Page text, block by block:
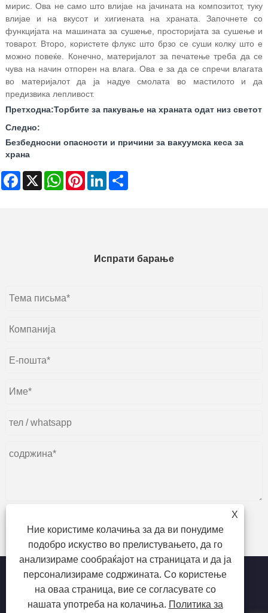
мирис. Ова не само што влијае на јачината на композитот, туку
влијае и на вкусот и хигиената на храната. Започнете со
функцијата на машината за сушење, просторијата за сушење и
товарот. Второ, користете флукс што брзо се суши колку што е
можно повеќе. Конечно, материјалот за печатење треба да се
чува на начин отпорен на влага. Ова е за да се спречи влагата
во материјалот да ја надуе смолата во мастилото и да
предизвика лепливост.
Претходна:Торбите за пакување на храната одат низ светот
Следно:
Безбедносни опасности и причини за вакуумска кеса за
храна
Facebook
X WhatsAppPinterestLinkedIn
Испрати барање
поднесете
X
Ние користиме колачиња за да ви понудиме
подобро искуство во прелистувањето, да го
анализираме сообраќајот на страницата и да ја
персонализираме содржината. Со користење
на оваа страница, вие се согласувате со
нашата употреба на колачиња. Политика за
Авторски права © 2023 Dongguan beiente материјали за